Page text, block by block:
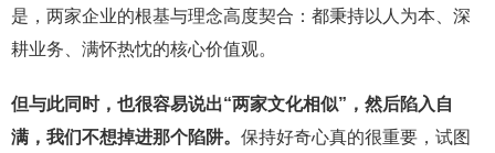
是，两家企业的根基与理念高度契合：都秉持以人为本、深
耕业务、满怀热忱的核心价值观。
但与此同时，也很容易说出“两家文化相似”，然后陷入自
满，我们不想掉进那个陷阱。 保持好奇心真的很重要，试图